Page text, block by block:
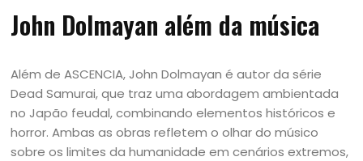
John Dolmayan além da música
Além de ASCENCIA, John Dolmayan é autor da série
Dead Samurai, que traz uma abordagem ambientada
no Japão feudal, combinando elementos históricos e
horror. Ambas as obras refletem o olhar do músico
sobre os limites da humanidade em cenários extremos,